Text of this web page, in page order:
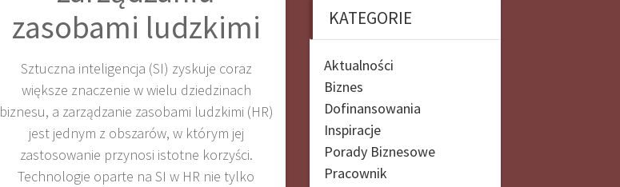
zasobami ludzkimi
Sztuczna inteligencja (SI) zyskuje coraz
większe znaczenie w wielu dziedzinach
biznesu, a zarządzanie zasobami ludzkimi (HR)
jest jednym z obszarów, w którym jej
zastosowanie przynosi istotne korzyści.
Technologie oparte na SI w HR nie tylko
KATEGORIE
Aktualności
Biznes
Dofinansowania
Inspiracje
Porady Biznesowe
Pracownik